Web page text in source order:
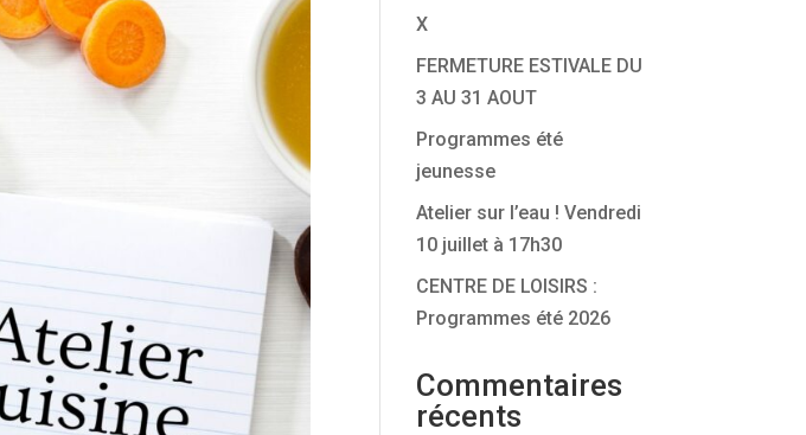
X
FERMETURE ESTIVALE DU
3 AU 31 AOUT
Programmes été
jeunesse
Atelier sur l’eau ! Vendredi
10 juillet à 17h30
CENTRE DE LOISIRS :
Programmes été 2026
Commentaires
récents